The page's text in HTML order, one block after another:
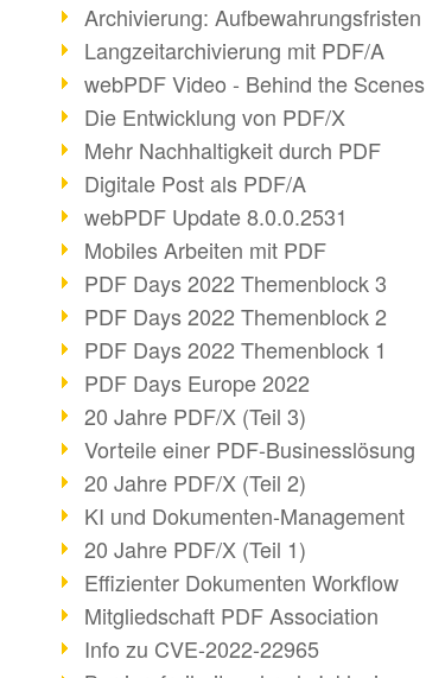
Archivierung: Aufbewahrungsfristen
Langzeitarchivierung mit PDF/A
webPDF Video - Behind the Scenes
Die Entwicklung von PDF/X
Mehr Nachhaltigkeit durch PDF
Digitale Post als PDF/A
webPDF Update 8.0.0.2531
Mobiles Arbeiten mit PDF
PDF Days 2022 Themenblock 3
PDF Days 2022 Themenblock 2
PDF Days 2022 Themenblock 1
PDF Days Europe 2022
20 Jahre PDF/X (Teil 3)
Vorteile einer PDF-Businesslösung
20 Jahre PDF/X (Teil 2)
KI und Dokumenten-Management
20 Jahre PDF/X (Teil 1)
Effizienter Dokumenten Workflow
Mitgliedschaft PDF Association
Info zu CVE-2022-22965